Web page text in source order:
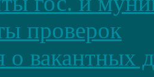
проверок
о вакантных